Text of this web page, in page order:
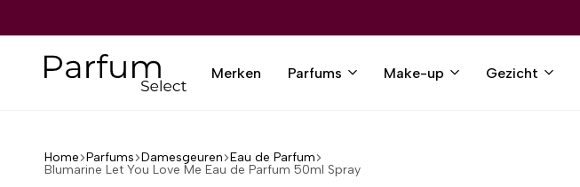
Merken Parfums Make-up Gezicht
Home Parfums Damesgeuren Eau de Parfum
Blumarine Let You Love Me Eau de Parfum 50ml Spray